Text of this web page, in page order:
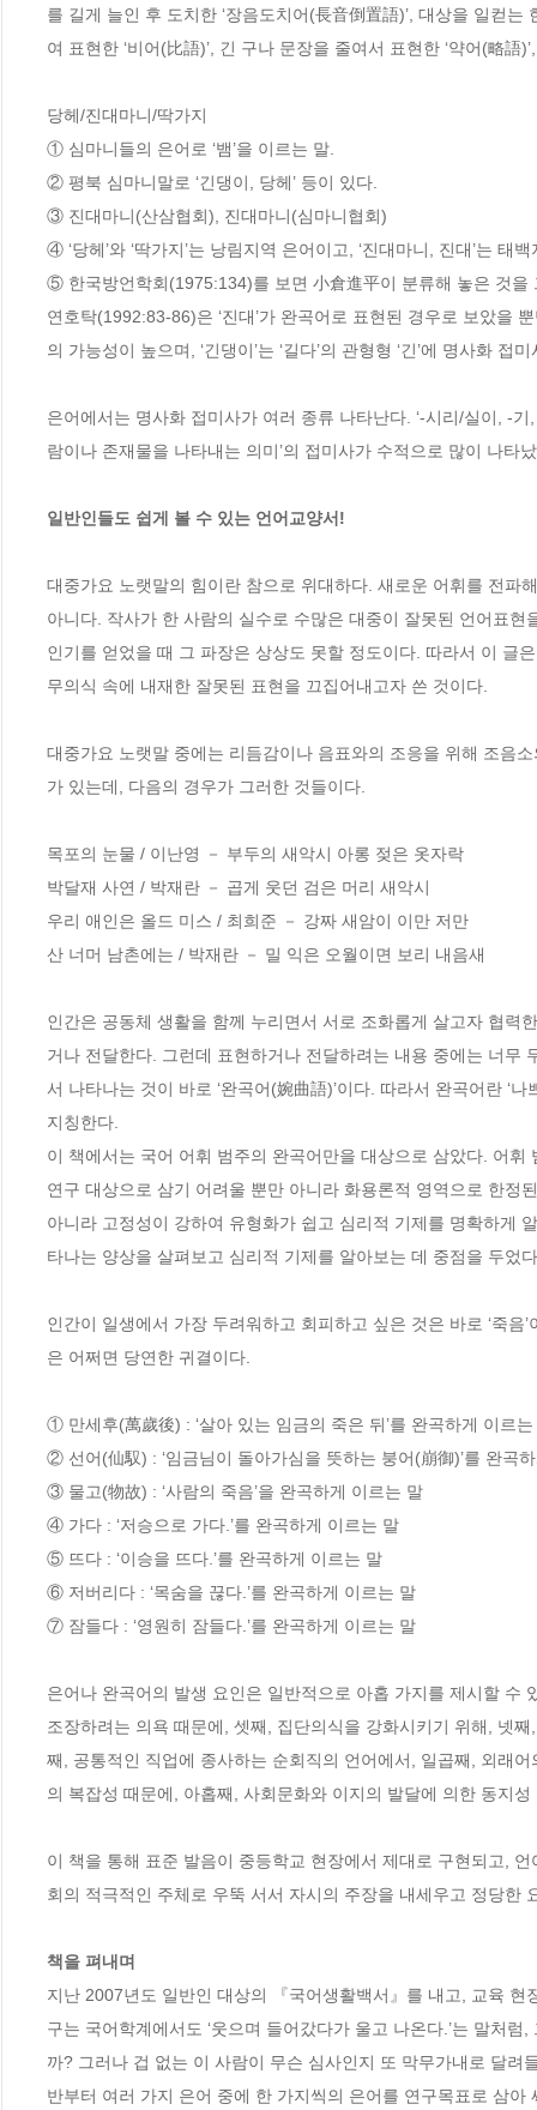
를 길게 늘인 후 도치한 ‘장음도치어(長音倒置語)’, 대상을 일컫
여 표현한 ‘비어(比語)’, 긴 구나 문장을 줄여서 표현한 ‘약어(略
당헤/진대마니/딱가지
① 심마니들의 은어로 ‘뱀’을 이르는 말.
② 평북 심마니말로 ‘긴댕이, 당헤’ 등이 있다.
③ 진대마니(산삼협회), 진대마니(심마니협회)
④ ‘당헤’와 ‘딱가지’는 낭림지역 은어이고, ‘진대마니, 진대’는 태
⑤ 한국방언학회(1975:134)를 보면 小倉進平이 분류해 놓은 것을
연호탁(1992:83-86)은 ‘진대’가 완곡어로 표현된 경우로 보았을
의 가능성이 높으며, ‘긴댕이’는 ‘길다’의 관형형 ‘긴’에 명사화 접
은어에서는 명사화 접미사가 여러 종류 나타난다. ‘-시리/실이, -
람이나 존재물을 나타내는 의미’의 접미사가 수적으로 많이 나타
일반인들도 쉽게 볼 수 있는 언어교양서!
대중가요 노랫말의 힘이란 참으로 위대하다. 새로운 어휘를 전파
아니다. 작사가 한 사람의 실수로 수많은 대중이 잘못된 언어표
인기를 얻었을 때 그 파장은 상상도 못할 정도이다. 따라서 이 글
무의식 속에 내재한 잘못된 표현을 끄집어내고자 쓴 것이다.
대중가요 노랫말 중에는 리듬감이나 음표와의 조응을 위해 조음
가 있는데, 다음의 경우가 그러한 것들이다.
목포의 눈물 / 이난영 － 부두의 새악시 아롱 젖은 옷자락
박달재 사연 / 박재란 － 곱게 웃던 검은 머리 새악시
우리 애인은 올드 미스 / 최희준 － 강짜 새암이 이만 저만
산 너머 남촌에는 / 박재란 － 밀 익은 오월이면 보리 내음새
인간은 공동체 생활을 함께 누리면서 서로 조화롭게 살고자 협력
거나 전달한다. 그런데 표현하거나 전달하려는 내용 중에는 너무
서 나타나는 것이 바로 ‘완곡어(婉曲語)’이다. 따라서 완곡어란 ‘
지칭한다.
이 책에서는 국어 어휘 범주의 완곡어만을 대상으로 삼았다. 어
연구 대상으로 삼기 어려울 뿐만 아니라 화용론적 영역으로 한정
아니라 고정성이 강하여 유형화가 쉽고 심리적 기제를 명확하게
타나는 양상을 살펴보고 심리적 기제를 알아보는 데 중점을 두었
인간이 일생에서 가장 두려워하고 회피하고 싶은 것은 바로 ‘죽
은 어쩌면 당연한 귀결이다.
① 만세후(萬歲後) : ‘살아 있는 임금의 죽은 뒤’를 완곡하게 이르는
② 선어(仙馭) : ‘임금님이 돌아가심을 뜻하는 붕어(崩御)’를 완곡
③ 물고(物故) : ‘사람의 죽음’을 완곡하게 이르는 말
④ 가다 : ‘저승으로 가다.’를 완곡하게 이르는 말
⑤ 뜨다 : ‘이승을 뜨다.’를 완곡하게 이르는 말
⑥ 저버리다 : ‘목숨을 끊다.’를 완곡하게 이르는 말
⑦ 잠들다 : ‘영원히 잠들다.’를 완곡하게 이르는 말
은어나 완곡어의 발생 요인은 일반적으로 아홉 가지를 제시할 수
조장하려는 의욕 때문에, 셋째, 집단의식을 강화시키기 위해, 넷
째, 공통적인 직업에 종사하는 순회직의 언어에서, 일곱째, 외래
의 복잡성 때문에, 아홉째, 사회문화와 이지의 발달에 의한 동지
이 책을 통해 표준 발음이 중등학교 현장에서 제대로 구현되고,
회의 적극적인 주체로 우뚝 서서 자시의 주장을 내세우고 정당한
책을 펴내며
지난 2007년도 일반인 대상의 『국어생활백서』를 내고, 교육
구는 국어학계에서도 ‘웃으며 들어갔다가 울고 나온다.’는 말처
까? 그러나 겁 없는 이 사람이 무슨 심사인지 또 막무가내로 달
반부터 여러 가지 은어 중에 한 가지씩의 은어를 연구목표로 삼아